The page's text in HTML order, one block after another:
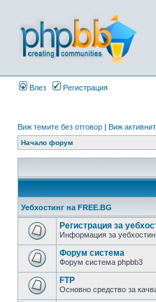
Влез Регистрация
Виж темите без отговор | Виж
Начало форум
Уебхостинг на FREE.BG
Регистрация за
Информация за
Форум система
Форум система phpbb3
FTP
Основно средство за